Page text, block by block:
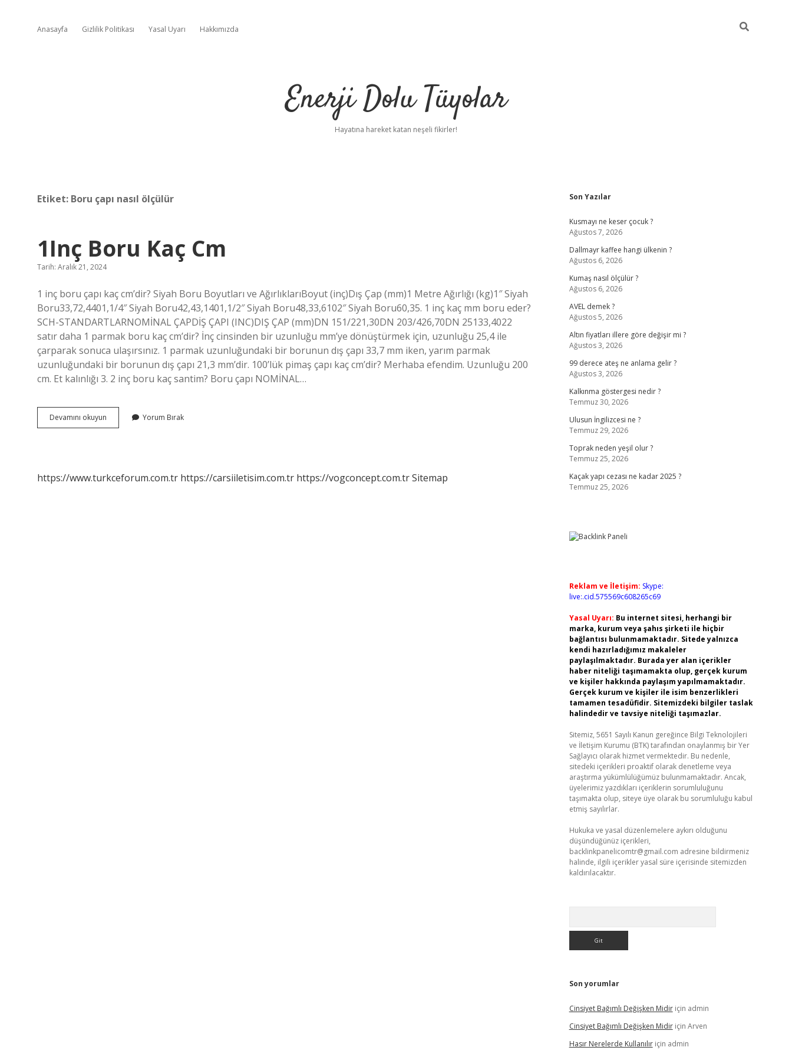
Anasayfa Gizlilik Politikası Yasal Uyarı Hakkımızda
Enerji Dolu Tüyolar
Hayatına hareket katan neşeli fikirler!
Etiket: Boru çapı nasıl ölçülür
1Inç Boru Kaç Cm
Tarih: Aralık 21, 2024
1 inç boru çapı kaç cm’dir? Siyah Boru Boyutları ve AğırlıklarıBoyut (inç)Dış Çap (mm)1 Metre Ağırlığı (kg)1″ Siyah
Boru33,72,4401,1/4″ Siyah Boru42,43,1401,1/2″ Siyah Boru48,33,6102″ Siyah Boru60,35. 1 inç kaç mm boru eder?
SCH-STANDARTLARNOMİNAL ÇAPDİŞ ÇAPI (INC)DIŞ ÇAP (mm)DN 151/221,30DN 203/426,70DN 25133,4022
satır daha 1 parmak boru kaç cm’dir? İnç cinsinden bir uzunluğu mm’ye dönüştürmek için, uzunluğu 25,4 ile
çarparak sonuca ulaşırsınız. 1 parmak uzunluğundaki bir borunun dış çapı 33,7 mm iken, yarım parmak
uzunluğundaki bir borunun dış çapı 21,3 mm’dir. 100’lük pimaş çapı kaç cm’dir? Merhaba efendim. Uzunluğu 200
cm. Et kalınlığı 3. 2 inç boru kaç santim? Boru çapı NOMİNAL…
Devamını okuyun
Boru
Yorum Bırak
https://www.turkceforum.com.tr https://carsiiletisim.com.tr https://vogconcept.com.trSitemap
Sidebar
Son Yazılar
Kusmayı ne keser çocuk ?
Ağustos 7, 2026
Dallmayr kaffee hangi ülkenin ?
Ağustos 6, 2026
Kumaş nasıl ölçülür ?
Ağustos 6, 2026
AVEL demek ?
Ağustos 5, 2026
Altın fiyatları illere göre değişir mi ?
Ağustos 3, 2026
99 derece ateş ne anlama gelir ?
Ağustos 3, 2026
Kalkınma göstergesi nedir ?
Temmuz 30, 2026
Ulusun İngilizcesi ne ?
Temmuz 29, 2026
Toprak neden yeşil olur ?
Temmuz 25, 2026
Kaçak yapı cezası ne kadar 2025 ?
Temmuz 25, 2026
Reklam ve İletişim: Skype:
live:.cid.575569c608265c69
Yasal Uyarı: Bu internet sitesi, herhangi bir
marka, kurum veya şahıs şirketi ile hiçbir
bağlantısı bulunmamaktadır. Sitede yalnızca
kendi hazırladığımız makaleler
paylaşılmaktadır. Burada yer alan içerikler
haber niteliği taşımamakta olup, gerçek kurum
ve kişiler hakkında paylaşım yapılmamaktadır.
Gerçek kurum ve kişiler ile isim benzerlikleri
tamamen tesadüfidir. Sitemizdeki bilgiler taslak
halindedir ve tavsiye niteliği taşımazlar.
Sitemiz, 5651 Sayılı Kanun gereğince Bilgi Teknolojileri
ve İletişim Kurumu (BTK) tarafından onaylanmış bir Yer
Sağlayıcı olarak hizmet vermektedir. Bu nedenle,
sitedeki içerikleri proaktif olarak denetleme veya
araştırma yükümlülüğümüz bulunmamaktadır. Ancak,
üyelerimiz yazdıkları içeriklerin sorumluluğunu
taşımakta olup, siteye üye olarak bu sorumluluğu kabul
etmiş sayılırlar.
Hukuka ve yasal düzenlemelere aykırı olduğunu
düşündüğünüz içerikleri,
backlinkpanelicomtr@gmail.com adresine bildirmeniz
halinde, ilgili içerikler yasal süre içerisinde sitemizden
kaldırılacaktır.
Son yorumlar
Cinsiyet Bağımlı Değişken Midiriçin admin
Cinsiyet Bağımlı Değişken Midiriçin Arven
Hasır Nerelerde Kullanılıriçin admin